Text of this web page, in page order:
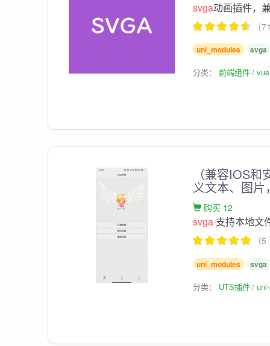
svga动画插件，
（
uni_modules svga
分类：前端组件
（兼容IOS
义文本、图
购买 12
svga 支持本地文
（
uni_modules svga
分类： UTS插件